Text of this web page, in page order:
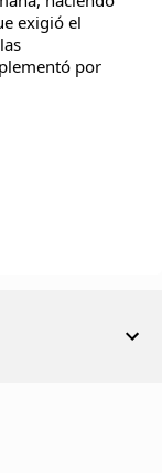
exigió el
por